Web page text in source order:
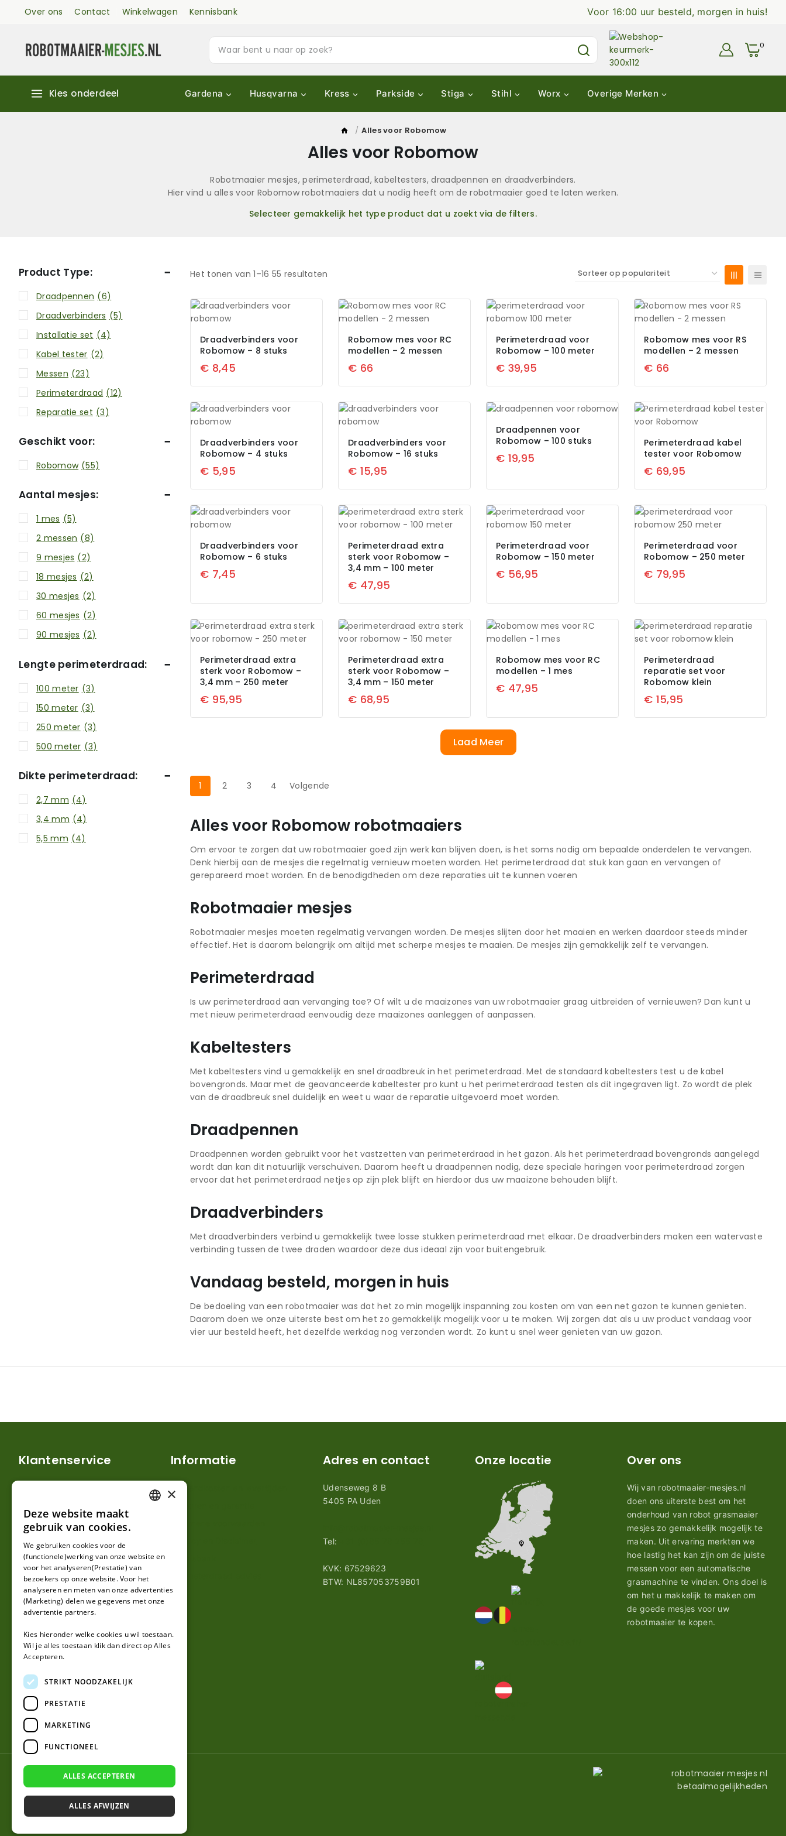
Over ons Contact Winkelwagen Kennisbank Voor 16:00 uur besteld, morgen in huis!
0
Kies onderdeel Gardena Husqvarna Kress Parkside Stiga Stihl Worx Overige Merken
/ Alles voor Robomow
Alles voor Robomow
Robotmaaier mesjes, perimeterdraad, kabeltesters, draadpennen en draadverbinders.
Hier vind u alles voor Robomow robotmaaiers dat u nodig heeft om de robotmaaier goed te laten werken.
Selecteer gemakkelijk het type product dat u zoekt via de filters.
Het tonen van 1–16 55 resultaten
Draadverbinders voor
Robomow – 8 stuks
€ 8,45
Robomow mes voor RC
modellen – 2 messen
€ 66
Perimeterdraad voor
Robomow – 100 meter
€ 39,95
Robomow mes voor RS
modellen – 2 messen
€ 66
Draadverbinders voor
Robomow – 4 stuks
€ 5,95
Draadverbinders voor
Robomow – 16 stuks
€ 15,95
Draadpennen voor
Robomow – 100 stuks
€ 19,95
Perimeterdraad kabel
tester voor Robomow
€ 69,95
Draadverbinders voor
Robomow – 6 stuks
€ 7,45
Perimeterdraad extra
sterk voor Robomow –
3,4 mm – 100 meter
€ 47,95
Perimeterdraad voor
Robomow – 150 meter
€ 56,95
Perimeterdraad voor
Robomow – 250 meter
€ 79,95
Perimeterdraad extra
sterk voor Robomow –
3,4 mm – 250 meter
€ 95,95
Perimeterdraad extra
sterk voor Robomow –
3,4 mm – 150 meter
€ 68,95
Robomow mes voor RC
modellen – 1 mes
€ 47,95
Perimeterdraad
reparatie set voor
Robomow klein
€ 15,95
Laad Meer
1 2 3 4 Volgende
Alles voor Robomow robotmaaiers
Om ervoor te zorgen dat uw robotmaaier goed zijn werk kan blijven doen, is het soms nodig om bepaalde onderdelen te vervangen.
Denk hierbij aan de mesjes die regelmatig vernieuw moeten worden. Het perimeterdraad dat stuk kan gaan en vervangen of
gerepareerd moet worden. En de benodigdheden om deze reparaties uit te kunnen voeren
Robotmaaier mesjes
Robotmaaier mesjes moeten regelmatig vervangen worden. De mesjes slijten door het maaien en werken daardoor steeds minder
effectief. Het is daarom belangrijk om altijd met scherpe mesjes te maaien. De mesjes zijn gemakkelijk zelf te vervangen.
Perimeterdraad
Is uw perimeterdraad aan vervanging toe? Of wilt u de maaizones van uw robotmaaier graag uitbreiden of vernieuwen? Dan kunt u
met nieuw perimeterdraad eenvoudig deze maaizones aanleggen of aanpassen.
Kabeltesters
Met kabeltesters vind u gemakkelijk en snel draadbreuk in het perimeterdraad. Met de standaard kabeltesters test u de kabel
bovengronds. Maar met de geavanceerde kabeltester pro kunt u het perimeterdraad testen als dit ingegraven ligt. Zo wordt de plek
van de draadbreuk snel duidelijk en weet u waar de reparatie uitgevoerd moet worden.
Draadpennen
Draadpennen worden gebruikt voor het vastzetten van perimeterdraad in het gazon. Als het perimeterdraad bovengronds aangelegd
wordt dan kan dit natuurlijk verschuiven. Daarom heeft u draadpennen nodig, deze speciale haringen voor perimeterdraad zorgen
ervoor dat het perimeterdraad netjes op zijn plek blijft en hierdoor dus uw maaizone behouden blijft.
Draadverbinders
Met draadverbinders verbind u gemakkelijk twee losse stukken perimeterdraad met elkaar. De draadverbinders maken een watervaste
verbinding tussen de twee draden waardoor deze dus ideaal zijn voor buitengebruik.
Vandaag besteld, morgen in huis
De bedoeling van een robotmaaier was dat het zo min mogelijk inspanning zou kosten om van een net gazon te kunnen genieten.
Daarom doen we onze uiterste best om het zo gemakkelijk mogelijk voor u te maken. Wij zorgen dat als u uw product vandaag voor
vier uur besteld heeft, het dezelfde werkdag nog verzonden wordt. Zo kunt u snel weer genieten van uw gazon.
Product Type:
Draadpennen (6)
Draadverbinders (5)
Installatie set (4)
Kabel tester (2)
Messen (23)
Perimeterdraad (12)
Reparatie set (3)
Geschikt voor:
Robomow (55)
Aantal mesjes:
1 mes (5)
2 messen (8)
9 mesjes (2)
18 mesjes (2)
30 mesjes (2)
60 mesjes (2)
90 mesjes (2)
Lengte perimeterdraad:
100 meter (3)
150 meter (3)
250 meter (3)
500 meter (3)
Dikte perimeterdraad:
2,7 mm (4)
3,4 mm (4)
5,5 mm (4)
Klantenservice
Contact
Over ons
Informatie
Verzendkosten en levertijden
Adres en contact
Udenseweg 8 B
5405 PA Uden
Tel:
KVK: 67529623
BTW: NL857053759B01
Onze locatie Over ons
Wij van robotmaaier-mesjes.nl
doen ons uiterste best om het
onderhoud van robot grasmaaier
mesjes zo gemakkelijk mogelijk te
maken. Uit ervaring merkten we
hoe lastig het kan zijn om de juiste
messen voor een automatische
grasmachine te vinden. Ons doel is
om het u makkelijk te maken om
de goede mesjes voor uw
robotmaaier te kopen.
© 2026 Robotmaaier-mesjes.nl
GERMAN
×
Deze website maakt
gebruik van cookies.
We gebruiken cookies voor de
(functionele)werking van onze website en
voor het analyseren(Prestatie) van
bezoekers op onze website. Voor het
analyseren en meten van onze advertenties
(Marketing) delen we gegevens met onze
advertentie partners.
Kies hieronder welke cookies u wil toestaan.
Wil je alles toestaan klik dan direct op Alles
Accepteren.
STRIKT NOODZAKELIJK
PRESTATIE
MARKETING
FUNCTIONEEL
ALLES ACCEPTEREN
ALLES AFWIJZEN